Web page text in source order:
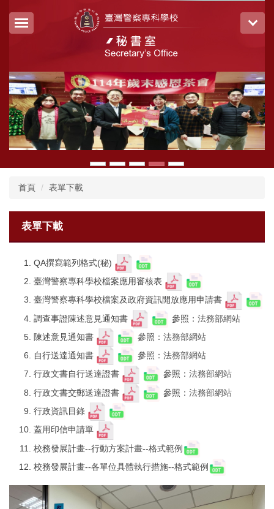
主
容
區
首頁 表單下載
表單下載
QA撰寫範列格式(秘)
臺灣警察專科學校檔案應用審核表
臺灣警察專科學校檔案及政府資訊開放應用申請書
調查事證陳述意見通知書
參照： 法務部網站
陳述意見通知書
參照： 法務部網站
自行送達通知書
參照： 法務部網站
行政文書自行送達證書
參照： 法務部網站
行政文書交郵送達證書
參照： 法務部網站
行政資訊目錄
蓋用印信申請單
校務發展計畫--行動方案計畫--格式範例
校務發展計畫--各單位具體執行措施--格式範例